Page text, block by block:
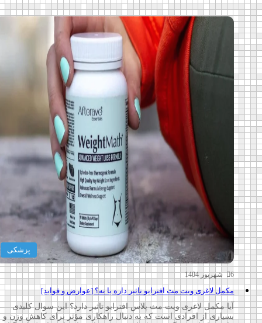
پزشکی
6 شهریور 1404
مکمل لاغری ویت مث افترایو تاثیر داره یا نه؟ [عوارض و فواید]
آیا مکمل لاغری ویت مث پلاس افترایو تاثیر دارد؟ این سوال کلیدی
بسیاری از افرادی است که به دنبال راهکاری مؤثر برای کاهش وزن و